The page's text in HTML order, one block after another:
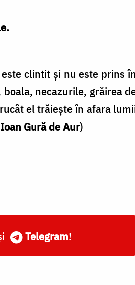
clintit şi nu este prins
necazurile, grăirea
el trăieşte în afara
Gură de Aur)
Telegram!